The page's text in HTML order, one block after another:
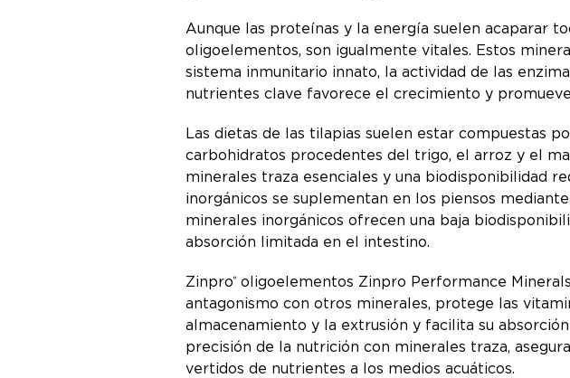
Aunque las proteínas y la energía suelen acaparar
oligoelementos, son igualmente vitales. Estos
sistema inmunitario innato, la actividad de las
nutrientes clave favorece el crecimiento y
Las dietas de las tilapias suelen estar compuestas
carbohidratos procedentes del trigo, el arroz y el
minerales traza esenciales y una biodisponibilidad
inorgánicos se suplementan en los piensos
minerales inorgánicos ofrecen una baja
absorción limitada en el intestino.
Zinpro® oligoelementos Zinpro Performance Minerals
antagonismo con otros minerales, protege las
almacenamiento y la extrusión y facilita su
precisión de la nutrición con minerales traza,
vertidos de nutrientes a los medios acuáticos.